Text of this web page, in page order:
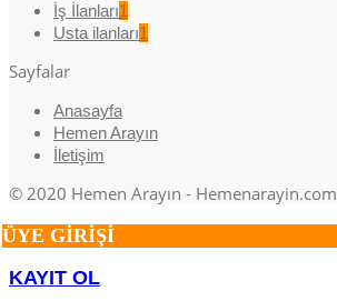
İş İlanları1
Usta ilanları1
Sayfalar
Anasayfa
Hemen Arayın
İletişim
© 2020 Hemen Arayın - Hemenarayin.com
ÜYE GİRİŞİ
KAYIT OL